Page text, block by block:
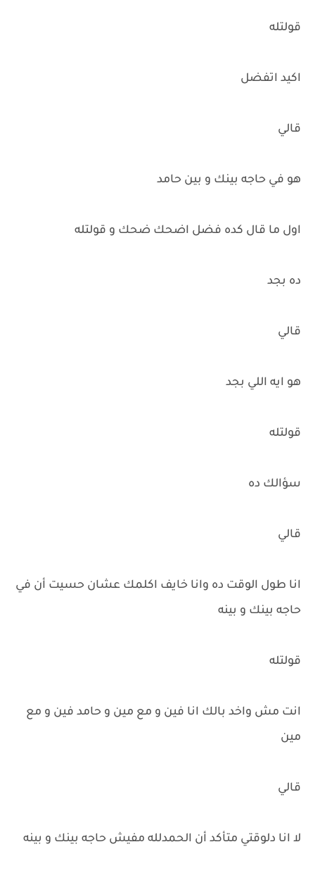
قولتله
اكيد اتفضل
قالي
هو في حاجه بينك و بين حامد
اول ما قال كده فضل اضحك ضحك و قولتله
ده بجد
قالي
هو ايه اللي بجد
قولتله
سؤالك ده
قالي
انا طول الوقت ده وانا خايف اكلمك عشان حسيت أن في
حاجه بينك و بينه
قولتله
انت مش واخد بالك انا فين و مع مين و حامد فين و مع
مين
قالي
لا انا دلوقتي متأكد أن الحمدلله مفيش حاجه بينك و بينه